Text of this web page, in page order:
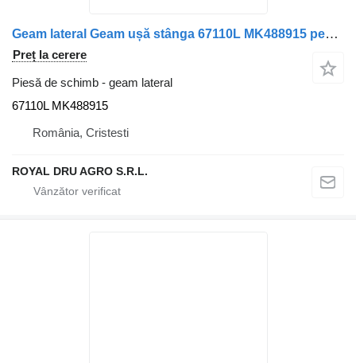
Geam lateral Geam ușă stânga 67110L MK488915 pentru camion Mitsubishi
Preț la cerere
Piesă de schimb - geam lateral
67110L MK488915
România, Cristesti
ROYAL DRU AGRO S.R.L.